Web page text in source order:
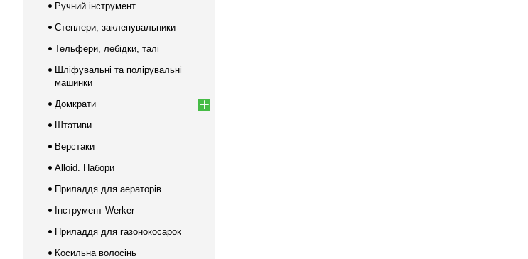
Ручний інструмент
Степлери, заклепувальники
Тельфери, лебідки, талі
Шліфувальні та полірувальні
машинки
Домкрати
Штативи
Верстаки
Alloid. Набори
Приладдя для аераторів
Інструмент Werker
Приладдя для газонокосарок
Косильна волосінь